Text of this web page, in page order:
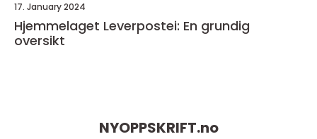
17. January 2024
Hjemmelaget Leverpostei: En grundig
oversikt
NYOPPSKRIFT.no